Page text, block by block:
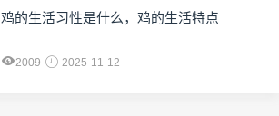
鸡的生活习性是什么，鸡的生活特点
2009 2025-11-12